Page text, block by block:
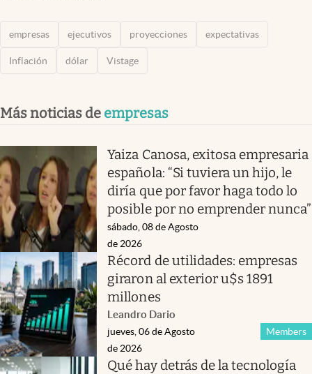
empresas ejecutivos proyecciones expectativas
Inflación dólar Vistage
Más noticias de empresas
Yaiza Canosa, exitosa empresaria
española: “Si tuviera un hijo, le
diría que por favor haga todo lo
posible por no emprender nunca”
sábado, 08 de Agosto
de 2026
Récord de utilidades: empresas
giraron al exterior u$s 1891
millones
Leandro Dario
Members
jueves, 06 de Agosto
de 2026
Qué hay detrás de la tecnología